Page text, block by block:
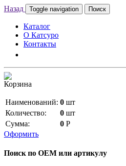
Назад Toggle navigation Поиск
Каталог
О Катсуро
Контакты
Корзина
Наименований: 0 шт
Количество:
0 шт
Сумма:
0 Р
Оформить
Поиск по OEM или артикулу